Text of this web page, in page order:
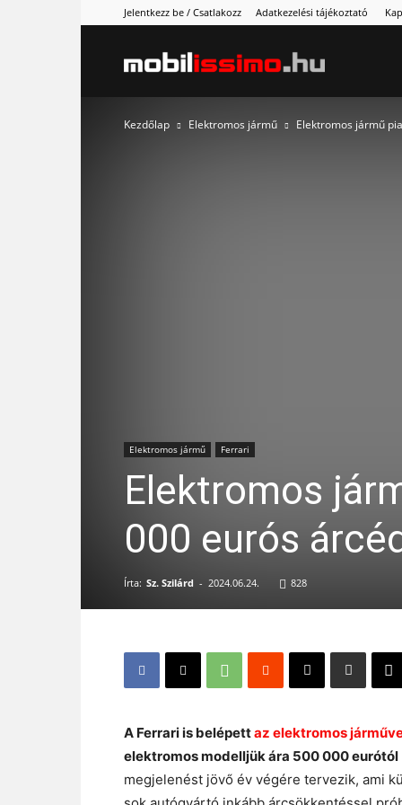
Jelentkezz be / Csatlakozz Adatkezelési tájékoztató
Kezdőlap Elektromos jármű Elektromos jármű
Elektromos jármű Ferrari
Elektromos
000 eurós
Írta: Sz. Szilárd - 2024.06.24. 828
A Ferrari is belépettaz elektromos
elektromos modelljük ára 500 000
megjelenést jövő év végére tervezik, ami